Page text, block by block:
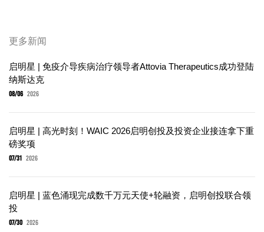
更多新闻
启明星 | 免疫介导疾病治疗领导者Attovia Therapeutics成功登陆
纳斯达克
08/06 2026
启明星 | 高光时刻！WAIC 2026启明创投及投资企业接连拿下重
磅奖项
07/31 2026
启明星 | 蓝色涌现完成数千万元天使+轮融资，启明创投联合领
投
07/30 2026